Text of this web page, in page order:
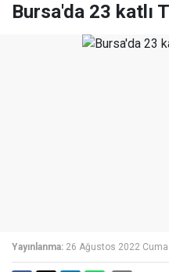
Bursa'da 23 katlı
Yayınlanma: 26 Ağustos 2022